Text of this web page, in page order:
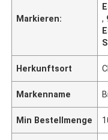
Markieren:
,
Herkunftsort
Markenname
Min Bestellmenge